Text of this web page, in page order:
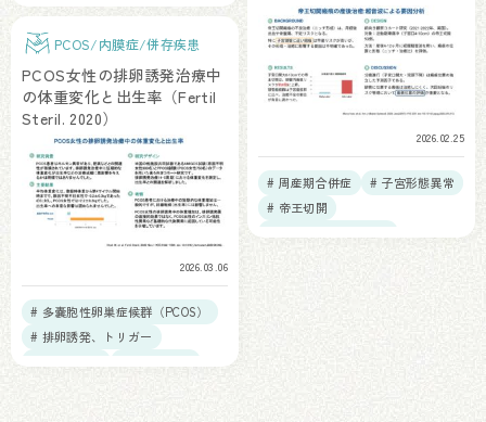
# 慢性子宮内膜炎
PCOS/内膜症/併存疾患
PCOS女性の排卵誘発治療中
の体重変化と出生率（Fertil
Steril. 2020）
2026.03.06
# 多嚢胞性卵巣症候群（PCOS）
# 排卵誘発、トリガー
# 体重、BMI
# 出生児予後
2026.02.25
# 周産期合併症
# 子宮形態異常
# 帝王切開
# 帝王切開瘢痕症候群